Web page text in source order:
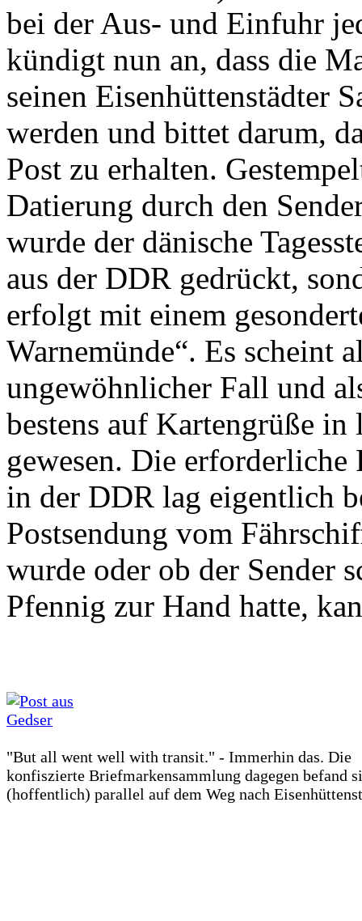
bei der Aus- und Einfuhr
kündigt nun an, dass die
seinen Eisenhüttenstädter
werden und bittet darum,
Post zu erhalten.
Datierung durch den
wurde der dänische
aus der DDR gedrückt,
erfolgt mit einem
Warnemünde“. Es scheint
ungewöhnlicher Fall und
bestens auf Kartengrüße
gewesen. Die
in der DDR lag eigentlich
Postsendung vom
wurde oder ob der Sender
Pfennig zur Hand hatte,
"But all went well with transit." - Immerhin das. Die
konfiszierte Briefmarkensammlung dagegen befand
(hoffentlich) parallel auf dem Weg nach